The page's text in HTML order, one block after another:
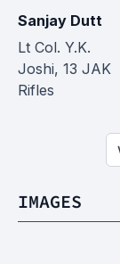
Sanjay Dutt
Lt Col. Y.K.
Joshi, 13 JAK
Rifles
IMAGES